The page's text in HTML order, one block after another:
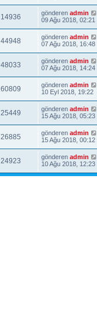
14936 gönderen admin
09 Ağu 2018, 02:21
44948 gönderen admin
07 Ağu 2018, 16:48
48033 gönderen admin
07 Ağu 2018, 14:24
60809 gönderen admin
10 Eyl 2018, 19:22
25449 gönderen admin
15 Ağu 2018, 05:23
26885 gönderen admin
15 Ağu 2018, 00:12
24923 gönderen admin
10 Ağu 2018, 12:23